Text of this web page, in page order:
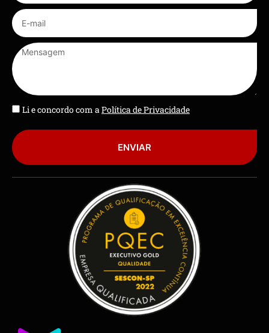
Li e concordo com aPolítica de Privacidade
ENVIAR